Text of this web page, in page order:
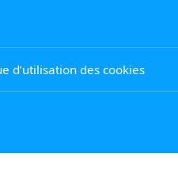
d’utilisation des cookies